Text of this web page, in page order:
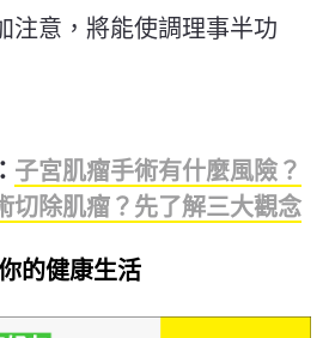
注意，將能使調理事半功
子宮肌瘤手術有什麼風險？
切除肌瘤？先了解三大觀念
的健康生活